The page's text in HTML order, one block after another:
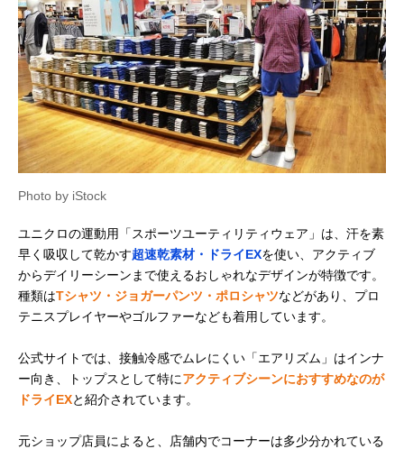
Photo by iStock
ユニクロの運動用「スポーツユーティリティウェア」は、汗を素
早く吸収して乾かす超速乾素材・ドライEXを使い、アクティブ
からデイリーシーンまで使えるおしゃれなデザインが特徴です。
種類はTシャツ・ジョガーパンツ・ポロシャツなどがあり、プロ
テニスプレイヤーやゴルファーなども着用しています。
公式サイトでは、接触冷感でムレにくい「エアリズム」はインナ
ー向き、トップスとして特にアクティブシーンにおすすめなのが
ドライEXと紹介されています。
元ショップ店員によると、店舗内でコーナーは多少分かれている